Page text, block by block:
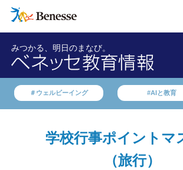
みつかる、明日のまなび。
＃ウェルビーイング #AIと教育
学校行事ポイントマ
（旅行）